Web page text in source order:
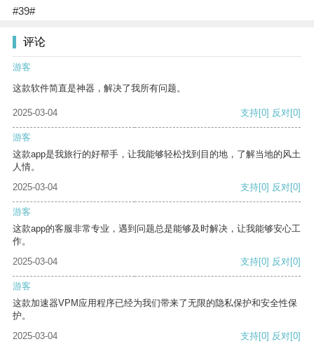
#39#
评论
游客
这款软件简直是神器，解决了我所有问题。
2025-03-04 支持[0] 反对[0]
游客
这款app是我旅行的好帮手，让我能够轻松找到目的地，了解当地的风土
人情。
2025-03-04
支持[0] 反对[0]
游客
这款app的客服非常专业，遇到问题总是能够及时解决，让我能够安心工
作。
2025-03-04
支持[0] 反对[0]
游客
这款加速器VPM应用程序已经为我们带来了无限的隐私保护和安全性保
护。
2025-03-04
支持[0] 反对[0]